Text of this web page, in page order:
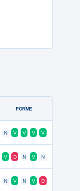
FORME
N V V V V
V D N V N
N V N V D